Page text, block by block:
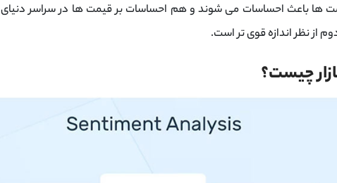
‌ها باعث احساسات می شوند و هم احساسات بر قیمت‌ ها در سراسر دنیای
از نظر اندازه قوی ‌تر است.
چیست؟